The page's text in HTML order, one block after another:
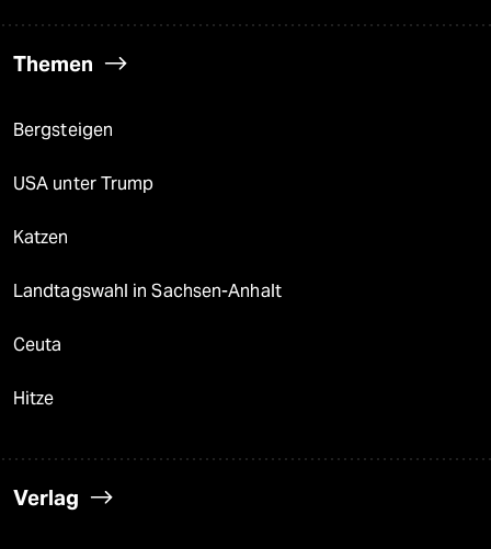
Themen
Bergsteigen
USA unter Trump
Katzen
Landtagswahl in Sachsen-Anhalt
Ceuta
Hitze
Verlag